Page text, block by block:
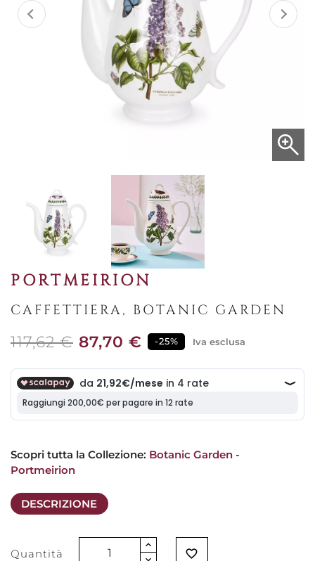
PORTMEIRION
CAFFETTIERA, BOTANIC GARDEN
117,62 € 87,70 € -25% Iva esclusa
Scopri tutta la Collezione: Botanic Garden -
Portmeirion
DESCRIZIONE
Quantità favorite_border